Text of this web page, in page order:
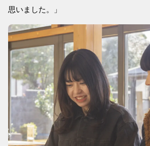
思いました。」